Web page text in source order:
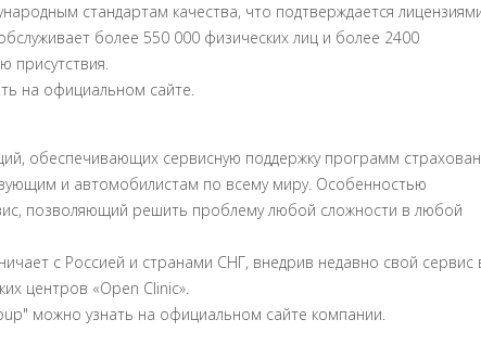
стандартам качества, что подтверждается
более 550 000 физических лиц и более 2400
присутствия.
на официальном сайте.
обеспечивающих сервисную поддержку программ
и автомобилистам по всему миру. Особенностью
позволяющий решить проблему любой сложности в любой
с Россией и странами СНГ, внедрив недавно свой сервис
центров «Open Clinic».
можно узнать на официальном сайте компании.